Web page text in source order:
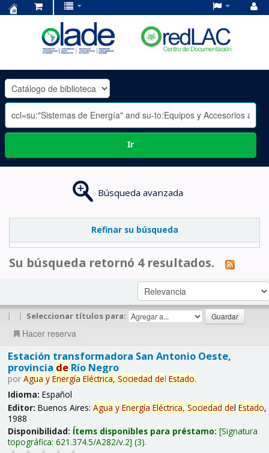
OLADE
-
Ir
Búsqueda avanzada
Refinar su búsqueda
Su búsqueda retornó 4 resultados.
| | Seleccionar títulos para:
Hacer reserva
Estación transformadora San Antonio Oeste,
provincia deRío Negro
por Agua y Energía Eléctrica, Sociedad del Estado.
Idioma: Español
Editor: Buenos Aires: Agua y Energía Eléctrica, Sociedad del Estado,
1988
Disponibilidad: Ítems disponibles para préstamo: Signatura
topográfica: 621.374.5/A282/v.2 (3).